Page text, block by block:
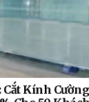
Kính